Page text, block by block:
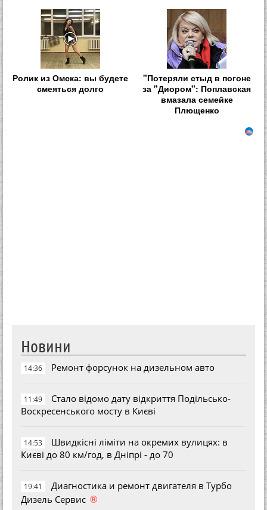
Ролик из Омска: вы будете
смеяться долго
"Потеряли стыд в погоне
за "Диором": Поплавская
вмазала семейке
Плющенко
Новини
14:36 Ремонт форсунок на дизельном авто
11:49
Стало відомо дату відкриття Подільсько-
Воскресенського мосту в Києві
14:53
Швидкісні ліміти на окремих вулицях: в
Києві до 80 км/год, в Дніпрі - до 70
19:41
Диагностика и ремонт двигателя в Турбо
Дизель Сервис ®